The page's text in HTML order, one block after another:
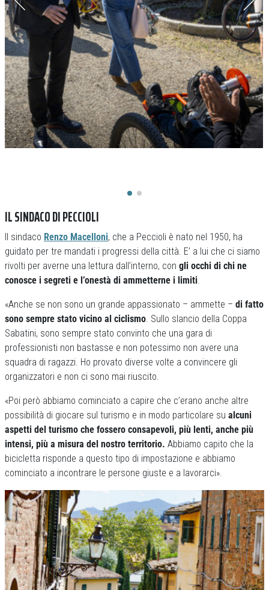
IL SINDACO DI PECCIOLI
Il sindaco Renzo Macelloni, che a Peccioli è nato nel 1950, ha
guidato per tre mandati i progressi della città. E’ a lui che ci siamo
rivolti per averne una lettura dall’interno, con gli occhi di chi ne
conosce i segreti e l’onestà di ammetterne i limiti.
«Anche se non sono un grande appassionato – ammette – di fatto
sono sempre stato vicino al ciclismo. Sullo slancio della Coppa
Sabatini, sono sempre stato convinto che una gara di
professionisti non bastasse e non potessimo non avere una
squadra di ragazzi. Ho provato diverse volte a convincere gli
organizzatori e non ci sono mai riuscito.
«Poi però abbiamo cominciato a capire che c’erano anche altre
possibilità di giocare sul turismo e in modo particolare su alcuni
aspetti del turismo che fossero consapevoli, più lenti, anche più
intensi, più a misura del nostro territorio. Abbiamo capito che la
bicicletta risponde a questo tipo di impostazione e abbiamo
cominciato a incontrare le persone giuste e a lavorarci».